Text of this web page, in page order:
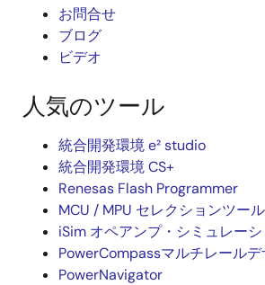
お問合せ
ブログ
ビデオ
人気のツール
統合開発環境 e² studio
統合開発環境 CS+
Renesas Flash Programmer
MCU / MPU セレクションツール
iSim オペアンプ・シミュレー
PowerCompassマルチレール
PowerNavigator